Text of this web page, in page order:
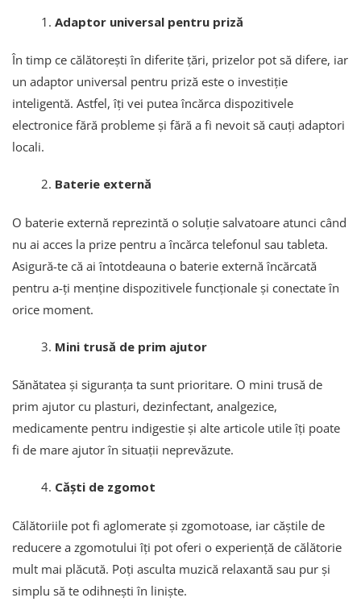
Adaptor universal pentru priză
În timp ce călătorești în diferite țări, prizelor pot să difere, iar
un adaptor universal pentru priză este o investiție
inteligentă. Astfel, îți vei putea încărca dispozitivele
electronice fără probleme și fără a fi nevoit să cauți adaptori
locali.
Baterie externă
O baterie externă reprezintă o soluție salvatoare atunci când
nu ai acces la prize pentru a încărca telefonul sau tableta.
Asigură-te că ai întotdeauna o baterie externă încărcată
pentru a-ți menține dispozitivele funcționale și conectate în
orice moment.
Mini trusă de prim ajutor
Sănătatea și siguranța ta sunt prioritare. O mini trusă de
prim ajutor cu plasturi, dezinfectant, analgezice,
medicamente pentru indigestie și alte articole utile îți poate
fi de mare ajutor în situații neprevăzute.
Căști de zgomot
Călătoriile pot fi aglomerate și zgomotoase, iar căștile de
reducere a zgomotului îți pot oferi o experiență de călătorie
mult mai plăcută. Poți asculta muzică relaxantă sau pur și
simplu să te odihnești în liniște.